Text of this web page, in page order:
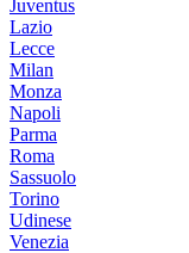
Juventus
Lazio
Lecce
Milan
Monza
Napoli
Parma
Roma
Sassuolo
Torino
Udinese
Venezia